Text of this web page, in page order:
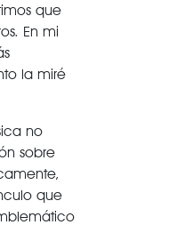
que
En mi
la miré
no
sobre
que